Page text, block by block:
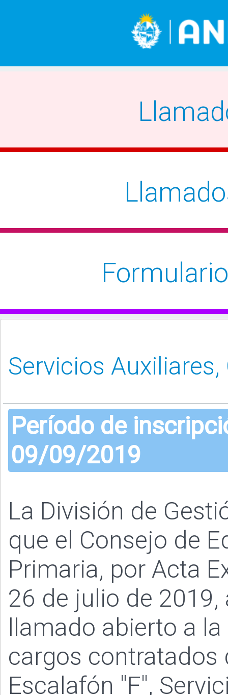
Período de
09/09/2019
La División de
que el Consejo de
Primaria, por Acta
26 de julio de
llamado abierto a
cargos contratados
Escalafón "F",